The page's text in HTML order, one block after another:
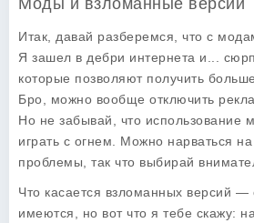
Моды и взломанные версии
Итак, давай разберемся, что с
Я зашел в дебри интернета и...
которые позволяют получить
Бро, можно вообще отключить
Но не забывай, что использование
играть с огнем. Можно нарваться
проблемы, так что выбирай
Что касается взломанных версий —
имеются, но вот что я тебе скажу: